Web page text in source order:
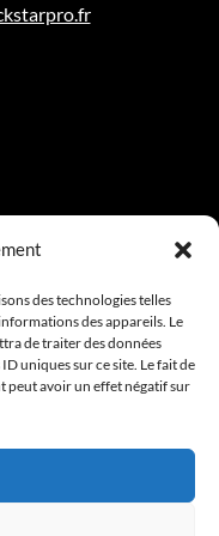
des technologies telles
des appareils. Le
de traiter des données
uniques sur ce site. Le fait de
peut avoir un effet négatif sur
vente